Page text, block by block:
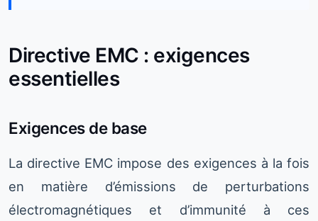
Directive EMC : exigences
essentielles
Exigences de base
La directive EMC impose des exigences à la fois
en matière d’émissions de perturbations
électromagnétiques et d’immunité à ces